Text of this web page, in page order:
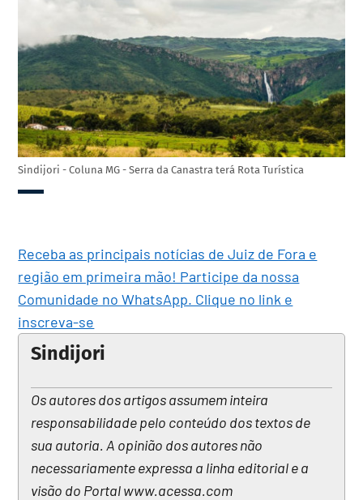
Sindijori - Coluna MG - Serra da Canastra terá Rota Turística
Receba as principais notícias de Juiz de Fora e
região em primeira mão! Participe da nossa
Comunidade no WhatsApp. Clique no link e
inscreva-se
Sindijori
Os autores dos artigos assumem inteira
responsabilidade pelo conteúdo dos textos de
sua autoria. A opinião dos autores não
necessariamente expressa a linha editorial e a
visão do Portal www.acessa.com